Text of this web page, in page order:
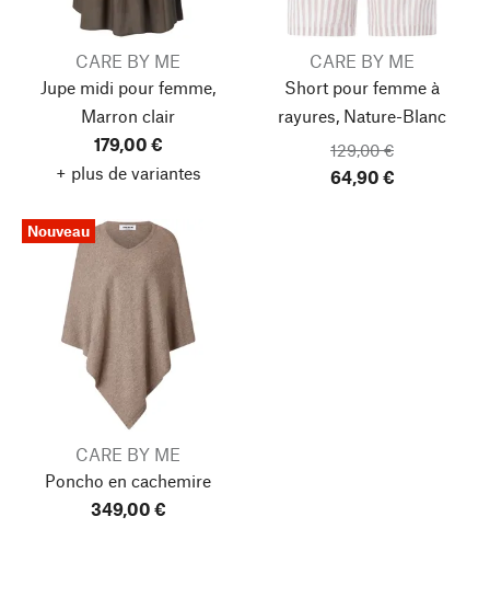
CARE BY ME
Jupe midi pour femme,
Marron clair
179,00 €
+ plus de variantes
CARE BY ME
Short pour femme à
rayures, Nature-Blanc
129,00 €
64,90 €
Nouveau
CARE BY ME
Poncho en cachemire
349,00 €